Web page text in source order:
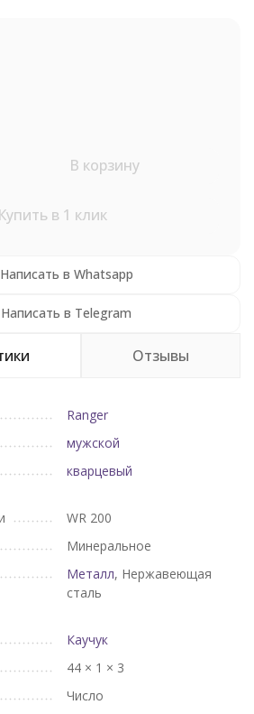
В корзину
Купить в 1 клик
Написать в Whatsapp
Написать в Telegram
Отзывы
Ranger
мужской
кварцевый
WR 200
Минеральное
Металл, Нержавеющая
сталь
Каучук
44 × 1 × 3
Число